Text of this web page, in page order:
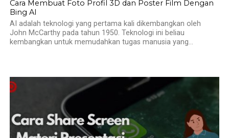
Cara Membuat Foto Profil 3D dan Poster Film Dengan
Bing AI
AI adalah teknologi yang pertama kali dikembangkan oleh
John McCarthy pada tahun 1950. Teknologi ini beliau
kembangkan untuk memudahkan tugas manusia yang...